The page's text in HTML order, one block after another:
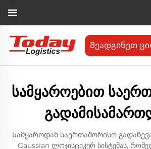
Შეადგინეთ
სამყაროებით
Სამყაროდან საერთაშორისო
Gaussian ლოჯისტიკურ სისტემას,